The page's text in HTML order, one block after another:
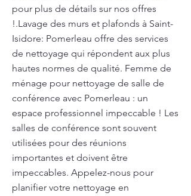
pour plus de détails sur nos offres
!.Lavage des murs et plafonds à Saint-
Isidore: Pomerleau offre des services
de nettoyage qui répondent aux plus
hautes normes de qualité. Femme de
ménage pour nettoyage de salle de
conférence avec Pomerleau : un
espace professionnel impeccable ! Les
salles de conférence sont souvent
utilisées pour des réunions
importantes et doivent être
impeccables. Appelez-nous pour
planifier votre nettoyage en